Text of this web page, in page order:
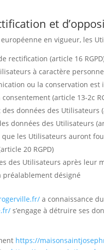
et
en vigueur, les
rectification (article 16
à caractère
ou la conservation est
(article 13-2c
données des Utilisateurs
données des Utilisateurs
les Utilisateurs auront
20 RGPD)
des Utilisateurs après leur
préalablement désigné
a connaissance
s’engage à détruire ses
https://